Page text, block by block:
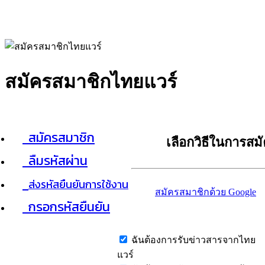
สมัครสมาชิกไทยแวร์
สมัครสมาชิก
ลืมรหัสผ่าน
ส่งรหัสยืนยันการใช้งาน
กรอกรหัสยืนยัน
เลือกวิธีในการส
สมัครสมาชิกด้วย Google
ฉันต้องการรับข่าวสารจากไทย
แวร์